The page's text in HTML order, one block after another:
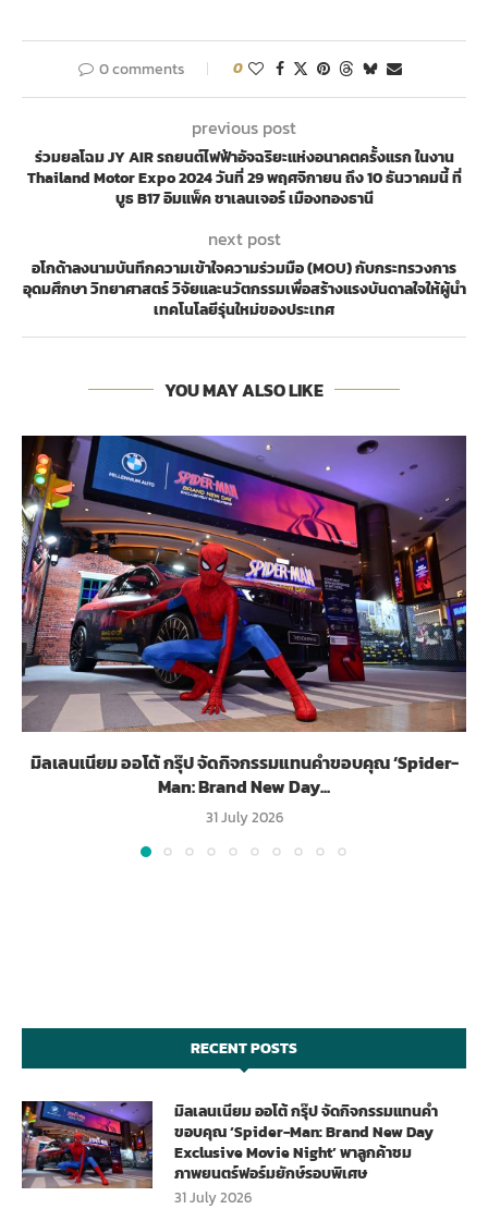
0 comments 0
previous post
ร่วมยลโฉม JY AIR รถยนต์ไฟฟ้าอัจฉริยะแห่งอนาคตครั้งแรก ในงาน
Thailand Motor Expo 2024 วันที่ 29 พฤศจิกายน ถึง 10 ธันวาคมนี้ ที่
บูธ B17 อิมแพ็ค ชาเลนเจอร์ เมืองทองธานี
next post
อโกด้าลงนามบันทึกความเข้าใจความร่วมมือ (MOU) กับกระทรวงการ
อุดมศึกษา วิทยาศาสตร์ วิจัยและนวัตกรรมเพื่อสร้างแรงบันดาลใจให้ผู้นำ
เทคโนโลยีรุ่นใหม่ของประเทศ
YOU MAY ALSO LIKE
มิลเลนเนียม ออโต้ กรุ๊ป จัดกิจกรรมแทนคำขอบคุณ ‘Spider-
Man: Brand New Day...
31 July 2026
RECENT POSTS
มิลเลนเนียม ออโต้ กรุ๊ป จัดกิจกรรมแทนคำ
ขอบคุณ ‘Spider-Man: Brand New Day
Exclusive Movie Night’ พาลูกค้าชม
ภาพยนตร์ฟอร์มยักษ์รอบพิเศษ
31 July 2026